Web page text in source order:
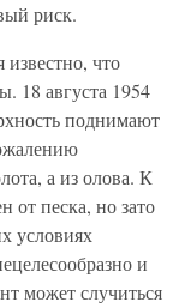
риск.
что
18 августа 1954
поднимают
а из олова. К
от песка, но зато
условиях
и
может случиться